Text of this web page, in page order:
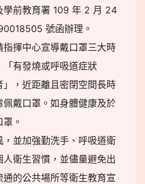
學前教育署 109 年 2 月 24
號函辦理。
揮中心宣導戴口罩三大時
有發燒或呼吸道症狀
」，近距離且密閉空間長時
佩戴口罩。如身體健康及於
。
並加強勤洗手、呼吸道衛
衛生習慣，並儘量避免出
的公共場所等衛生教育宣